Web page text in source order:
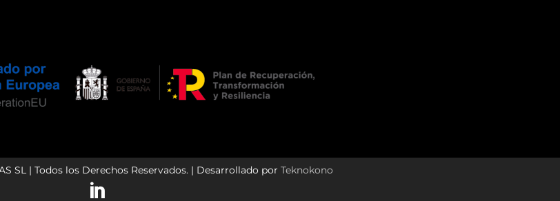
SL | Todos los Derechos Reservados. | Desarrollado por Teknokono
